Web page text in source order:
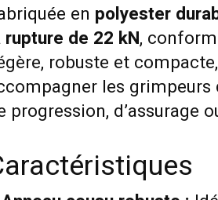
en polyester
rupture de 22 kN,
robuste et
les
progression, d’assurage